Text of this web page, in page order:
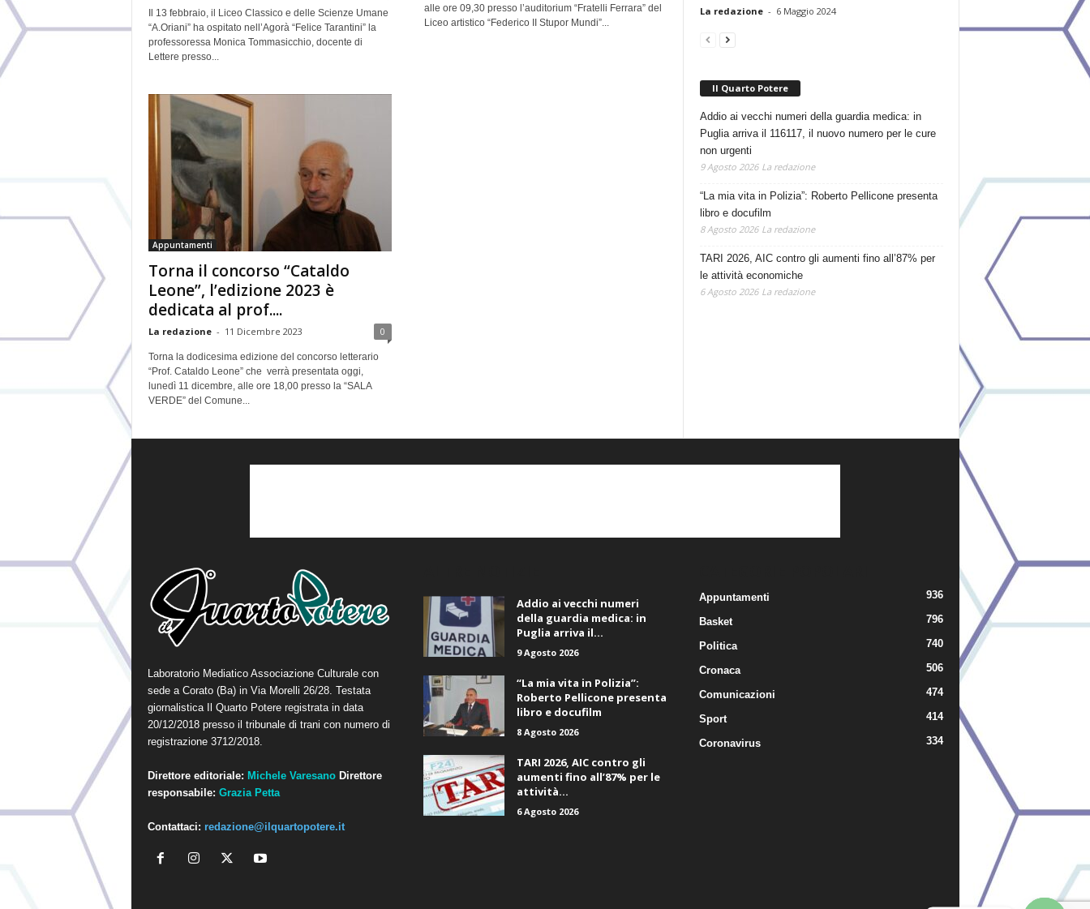
Il 13 febbraio, il Liceo Classico e delle Scienze Umane
“A.Oriani” ha ospitato nell’Agorà “Felice Tarantini” la
professoressa Monica Tommasicchio, docente di
Lettere presso...
alle ore 09,30 presso l’auditorium “Fratelli Ferrara” del
Liceo artistico “Federico II Stupor Mundi”...
Appuntamenti
Torna il concorso “Cataldo
Leone”, l’edizione 2023 è
dedicata al prof....
La redazione - 11 Dicembre 2023 0
Torna la dodicesima edizione del concorso letterario
“Prof. Cataldo Leone” che verrà presentata oggi,
lunedì 11 dicembre, alle ore 18,00 presso la “SALA
VERDE” del Comune...
La redazione - 6 Maggio 2024
Il Quarto Potere
Addio ai vecchi numeri della guardia medica: in
Puglia arriva il 116117, il nuovo numero per le cure
non urgenti
9 Agosto 2026 La redazione
“La mia vita in Polizia”: Roberto Pellicone presenta
libro e docufilm
8 Agosto 2026 La redazione
TARI 2026, AIC contro gli aumenti fino all’87% per
le attività economiche
6 Agosto 2026 La redazione
Laboratorio Mediatico Associazione Culturale con
sede a Corato (Ba) in Via Morelli 26/28. Testata
giornalistica Il Quarto Potere registrata in data
20/12/2018 presso il tribunale di trani con numero di
registrazione 3712/2018.
Direttore editoriale: Michele Varesano Direttore
responsabile: Grazia Petta
Contattaci: redazione@ilquartopotere.it
Addio ai vecchi numeri
della guardia medica: in
Puglia arriva il...
9 Agosto 2026
“La mia vita in Polizia”:
Roberto Pellicone presenta
libro e docufilm
8 Agosto 2026
TARI 2026, AIC contro gli
aumenti fino all’87% per le
attività...
6 Agosto 2026
Appuntamenti 936
Basket 796
Politica 740
Cronaca 506
Comunicazioni 474
Sport 414
Coronavirus 334